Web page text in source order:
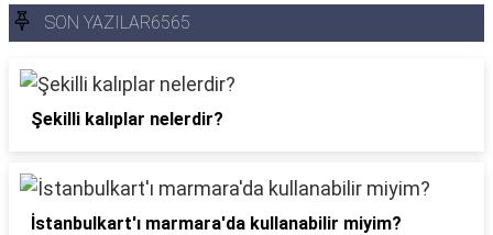
SON YAZILAR6565
Şekilli kalıplar nelerdir?
İstanbulkart'ı marmara'da kullanabilir miyim?